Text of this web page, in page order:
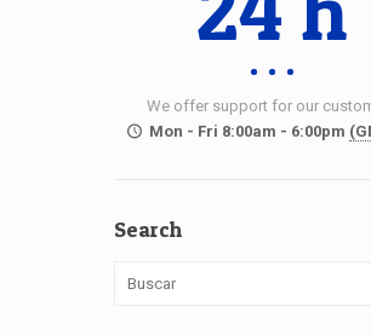
We offer support for our
Mon - Fri 8:00am - 6:00pm
Search